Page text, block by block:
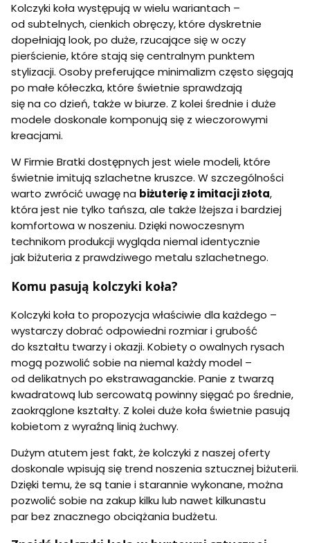
Kolczyki koła występują w wielu wariantach –
od subtelnych, cienkich obręczy, które dyskretnie
dopełniają look, po duże, rzucające się w oczy
pierścienie, które stają się centralnym punktem
stylizacji. Osoby preferujące minimalizm często sięgają
po małe kółeczka, które świetnie sprawdzają
się na co dzień, także w biurze. Z kolei średnie i duże
modele doskonale komponują się z wieczorowymi
kreacjami.
W Firmie Bratki dostępnych jest wiele modeli, które
świetnie imitują szlachetne kruszce. W szczególności
warto zwrócić uwagę na biżuterię z imitacji złota,
która jest nie tylko tańsza, ale także lżejsza i bardziej
komfortowa w noszeniu. Dzięki nowoczesnym
technikom produkcji wygląda niemal identycznie
jak biżuteria z prawdziwego metalu szlachetnego.
Komu pasują kolczyki koła?
Kolczyki koła to propozycja właściwie dla każdego –
wystarczy dobrać odpowiedni rozmiar i grubość
do kształtu twarzy i okazji. Kobiety o owalnych rysach
mogą pozwolić sobie na niemal każdy model –
od delikatnych po ekstrawaganckie. Panie z twarzą
kwadratową lub sercowatą powinny sięgać po średnie,
zaokrąglone kształty. Z kolei duże koła świetnie pasują
kobietom z wyraźną linią żuchwy.
Dużym atutem jest fakt, że kolczyki z naszej oferty
doskonale wpisują się trend noszenia sztucznej biżuterii.
Dzięki temu, że są tanie i starannie wykonane, można
pozwolić sobie na zakup kilku lub nawet kilkunastu
par bez znacznego obciążania budżetu.